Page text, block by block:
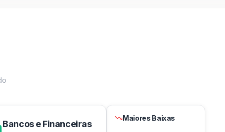
Bancos e Financeiras
Maiores Baixas